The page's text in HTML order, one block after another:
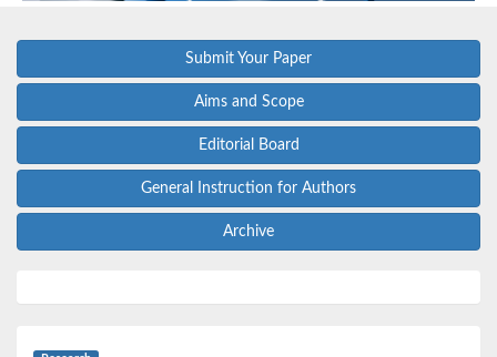
Submit Your Paper
Aims and Scope
Editorial Board
General Instruction for Authors
Archive